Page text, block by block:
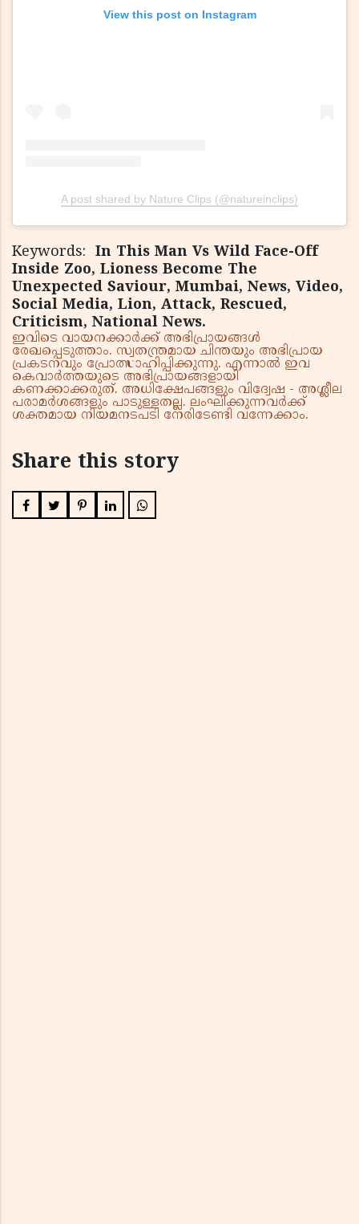
View this post on Instagram
A post shared by Nature Clips (@natureinclips)
Keywords: In This Man Vs Wild Face-Off
Inside Zoo, Lioness Become The
Unexpected Saviour, Mumbai, News, Video,
Social Media, Lion, Attack, Rescued,
Criticism, National News.
ഇവിടെ വായനക്കാർക്ക് അഭിപ്രായങ്ങൾ
രേഖപ്പെടുത്താം. സ്വതന്ത്രമായ ചിന്തയും അഭിപ്രായ
പ്രകടനവും പ്രോത്സാഹിപ്പിക്കുന്നു. എന്നാൽ ഇവ
കെവാർത്തയുടെ അഭിപ്രായങ്ങളായി
കണക്കാക്കരുത്. അധിക്ഷേപങ്ങളും വിദ്വേഷ - അശ്ലീല
പരാമർശങ്ങളും പാടുള്ളതല്ല. ലംഘിക്കുന്നവർക്ക്
ശക്തമായ നിയമനടപടി നേരിടേണ്ടി വന്നേക്കാം.
Share this story